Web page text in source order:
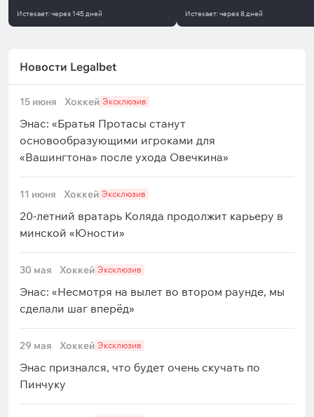
Истекает:через 145 дней Истекает:через8 дней
Новости Legalbet
15 июня Хоккей Эксклюзив
Энас: «Братья Протасы станут
основообразующими игроками для
«Вашингтона» после ухода Овечкина»
11 июня Хоккей Эксклюзив
20-летний вратарь Коляда продолжит карьеру в
минской «Юности»
30 мая Хоккей Эксклюзив
Энас: «Несмотря на вылет во втором раунде, мы
сделали шаг вперёд»
29 мая Хоккей Эксклюзив
Энас признался, что будет очень скучать по
Пинчуку